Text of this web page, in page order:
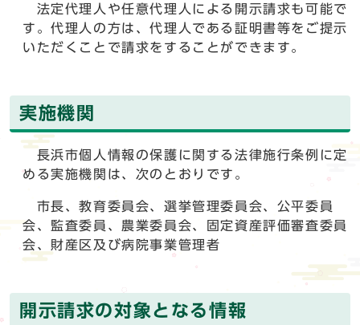
法定代理人や任意代理人による開示請求も可能で
す。代理人の方は、代理人である証明書等をご提示
いただくことで請求をすることができます。
実施機関
長浜市個人情報の保護に関する法律施行条例に定
める実施機関は、次のとおりです。
市長、教育委員会、選挙管理委員会、公平委員
会、監査委員、農業委員会、固定資産評価審査委員
会、財産区及び病院事業管理者
開示請求の対象となる情報